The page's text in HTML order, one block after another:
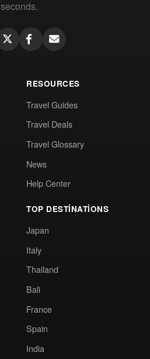
seconds.
RESOURCES
Travel Guides
Travel Deals
Travel Glossary
News
Help Center
TOP DESTINATIONS
Japan
Italy
Thailand
Bali
France
Spain
India